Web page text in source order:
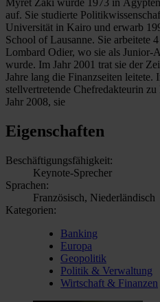
auf. Sie studierte
Universität in Kairo und erwarb
School of Lausanne. Sie arbeitete
Lombard Odier, wo sie als Junior-
wurde. Im Jahr 2001 trat sie der
Jahre lang die Finanzseiten leitete.
stellvertretende Chefredakteurin
Jahr 2008, sie
Eigenschaften
Beschäftigungsfähigkeit:
Keynote-Sprecher
Sprachen:
Französisch, Niederländisch
Kategorien:
Banking
Europa
Geopolitik
Politik & Verwaltung
Wirtschaft & Finanzen